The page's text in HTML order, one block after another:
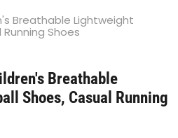
Breathable Lightweight
Shoes
oder scrollen, um zu Zoomen
Breathable
Shoes, Casual Running